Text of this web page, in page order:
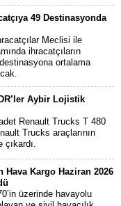
49 Destinasyonda
Meclisi ile
ihracatçıların
ortalama
Aybir Lojistik
Renault Trucks T 480
Trucks araçlarının
Hava Kargo Haziran 2026
üzerinde havayolu